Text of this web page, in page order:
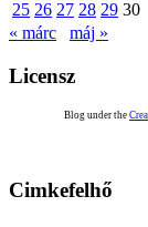
25 26 27 28 29 30
« márc
máj »
Licensz
Blog under the
Cimkefelhő